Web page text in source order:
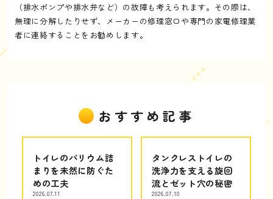
（排水ポンプや排水弁など）の故障も考えられます。その際は、
無理に分解したりせず、メーカーの修理窓口や専門の家電修理業
者に連絡することをお勧めします。
おすすめ記事
トイレのバリウム詰
まりを未然に防ぐた
めの工夫
2026.07.11
タンクレストイレの
洗浄力を支える旋回
流とゼット穴の秘密
2026.07.10